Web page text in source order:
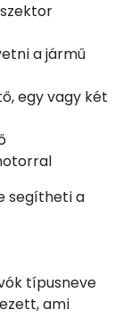
a jármű
egy vagy két
segítheti a
típusneve
ami